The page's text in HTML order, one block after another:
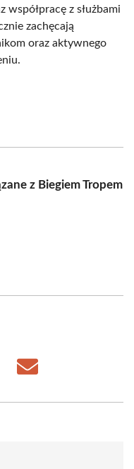
współpracę z służbami
zachęcają
oraz aktywnego
z Biegiem Tropem
Share